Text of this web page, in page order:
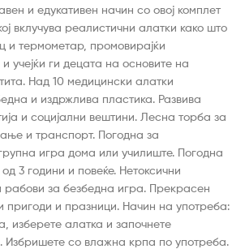
и едукативен начин со овој комплет
вклучува реалистични алатки како што
и термометар, промовирајќи
учејќи ги децата на основите на
Над 10 медицински алатки
и издржлива пластика. Развива
и социјални вештини. Лесна торба за
и транспорт. Погодна за
игра дома или училиште. Погодна
3 години и повеќе. Нетоксични
рабови за безбедна игра. Прекрасен
пригоди и празници. Начин на употреба:
изберете алатка и започнете
Избришете со влажна крпа по употреба.